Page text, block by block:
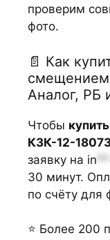
проверим
фото.
📄 Как
смещением
Аналог, РБ
Чтобы
КЗК-12-
заявку на in **
30 минут.
по счёту для
⭐ Более 200